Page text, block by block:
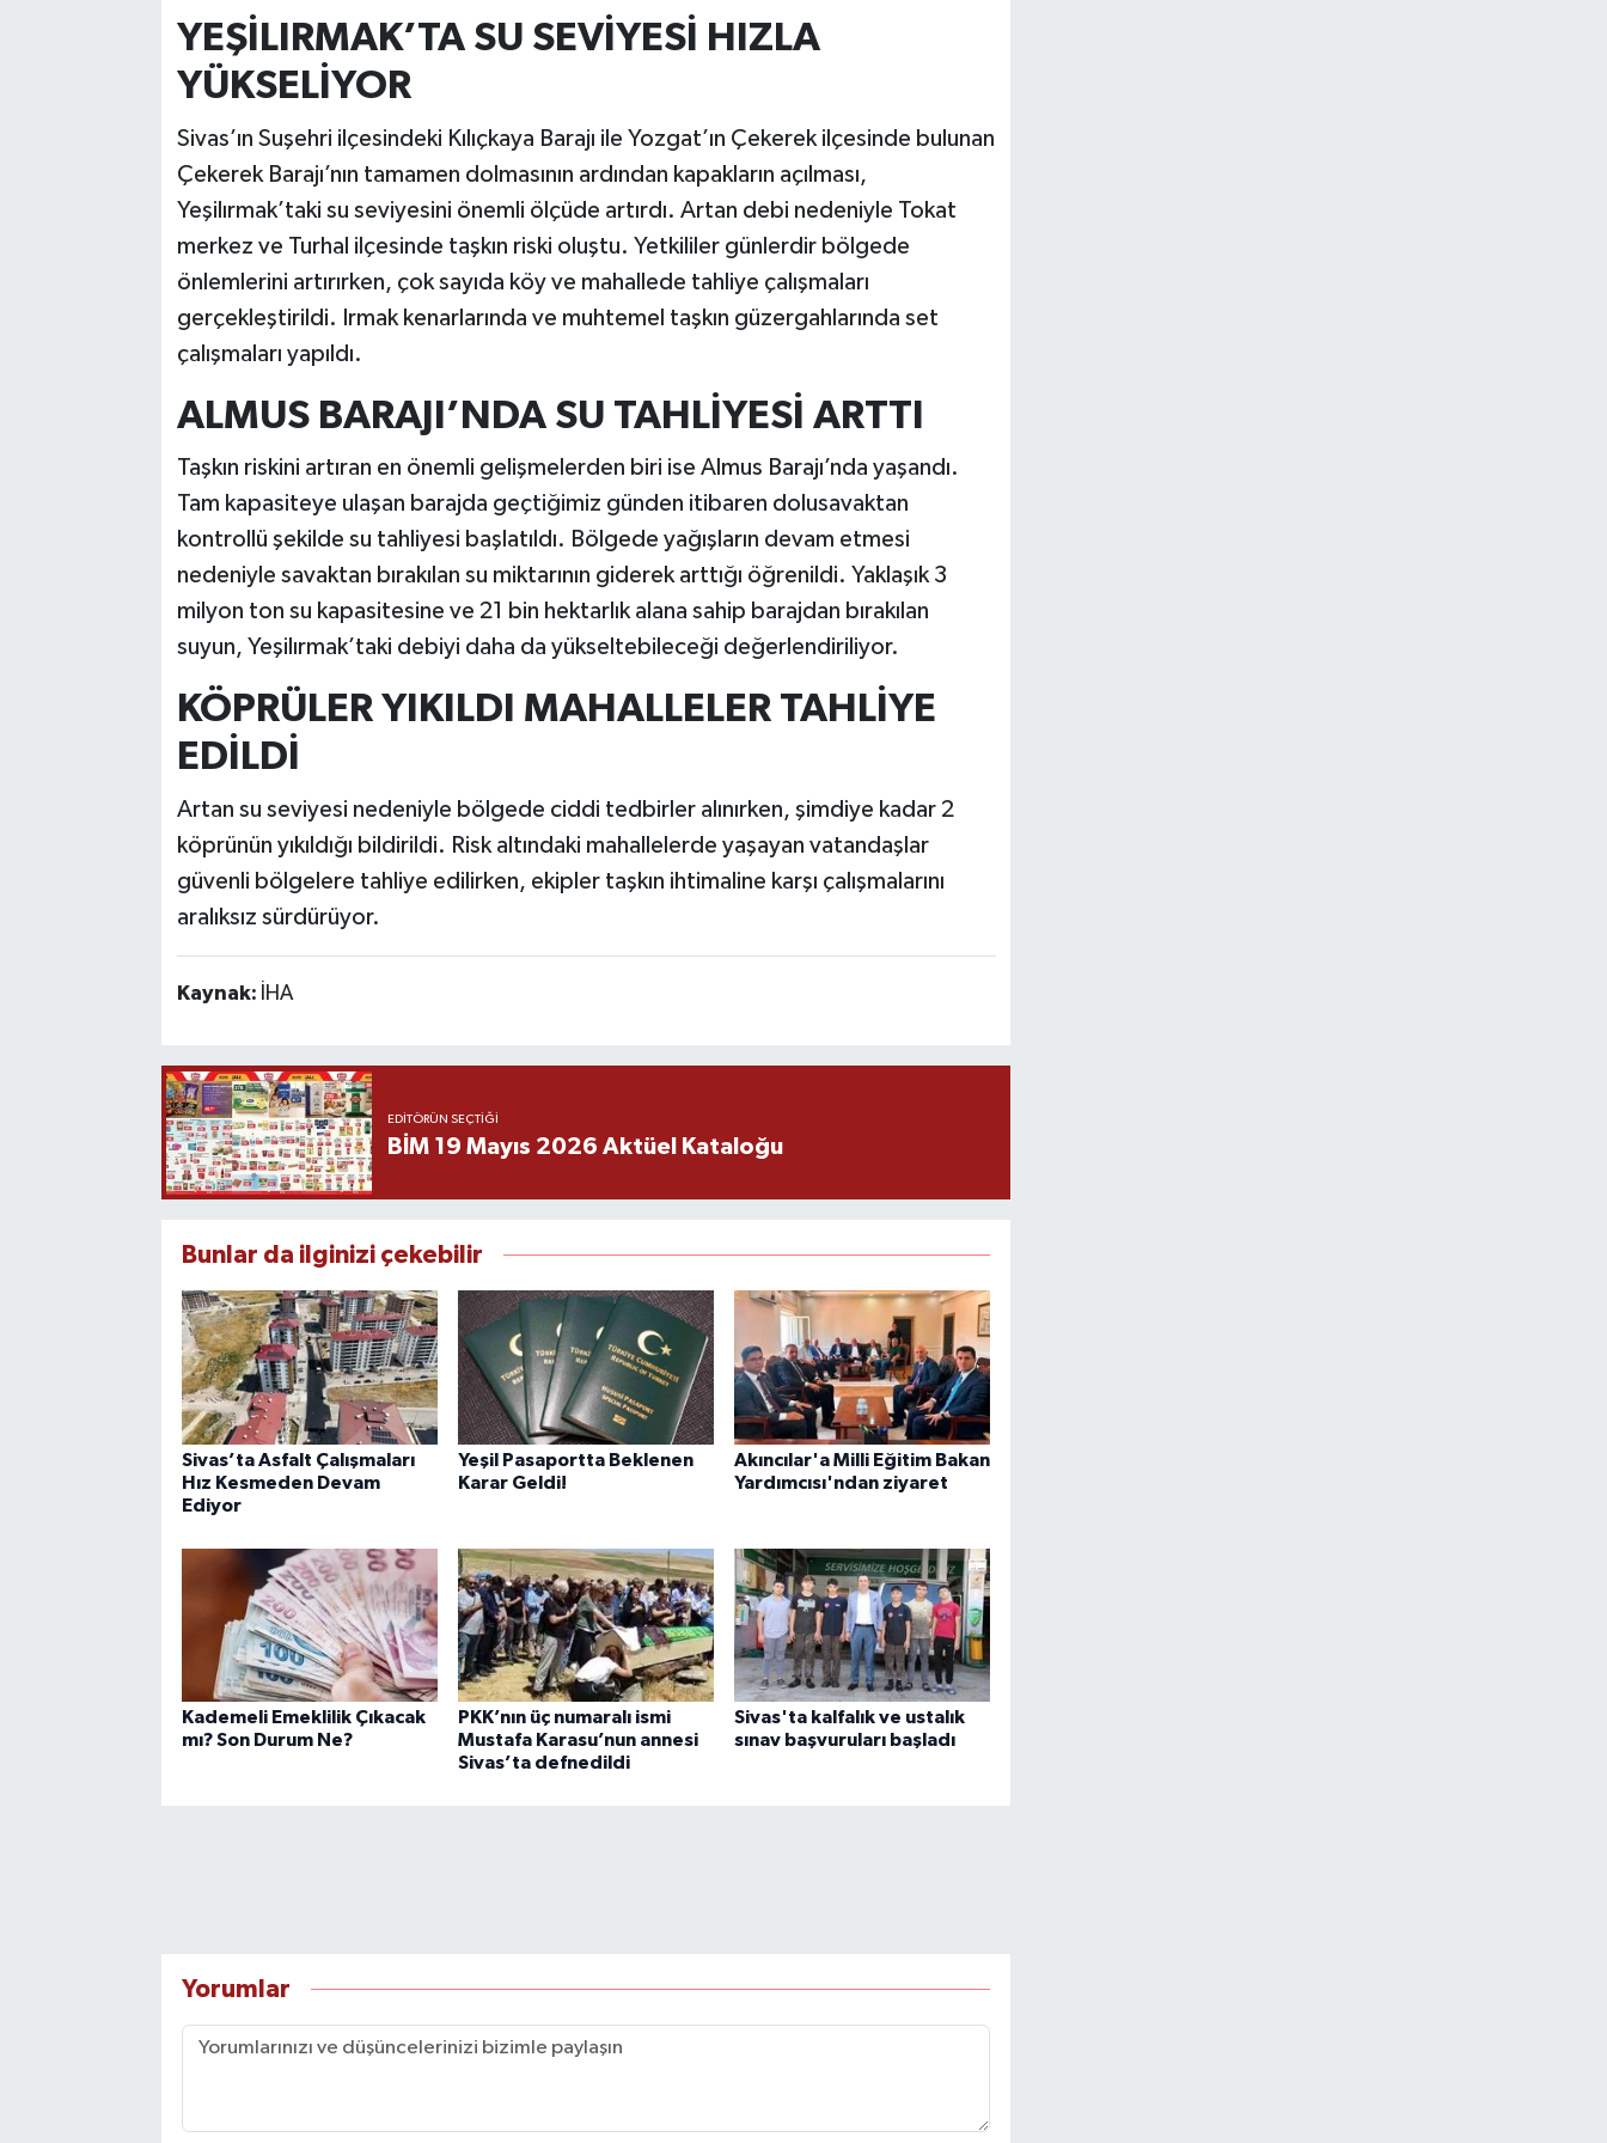
YEŞİLIRMAK’TA SU SEVİYESİ HIZLA
YÜKSELİYOR
Sivas’ın Suşehri ilçesindeki Kılıçkaya Barajı ile Yozgat’ın Çekerek ilçesinde bulunan
Çekerek Barajı’nın tamamen dolmasının ardından kapakların açılması,
Yeşilırmak’taki su seviyesini önemli ölçüde artırdı. Artan debi nedeniyle Tokat
merkez ve Turhal ilçesinde taşkın riski oluştu. Yetkililer günlerdir bölgede
önlemlerini artırırken, çok sayıda köy ve mahallede tahliye çalışmaları
gerçekleştirildi. Irmak kenarlarında ve muhtemel taşkın güzergahlarında set
çalışmaları yapıldı.
ALMUS BARAJI’NDA SU TAHLİYESİ ARTTI
Taşkın riskini artıran en önemli gelişmelerden biri ise Almus Barajı’nda yaşandı.
Tam kapasiteye ulaşan barajda geçtiğimiz günden itibaren dolusavaktan
kontrollü şekilde su tahliyesi başlatıldı. Bölgede yağışların devam etmesi
nedeniyle savaktan bırakılan su miktarının giderek arttığı öğrenildi. Yaklaşık 3
milyon ton su kapasitesine ve 21 bin hektarlık alana sahip barajdan bırakılan
suyun, Yeşilırmak’taki debiyi daha da yükseltebileceği değerlendiriliyor.
KÖPRÜLER YIKILDI MAHALLELER TAHLİYE
EDİLDİ
Artan su seviyesi nedeniyle bölgede ciddi tedbirler alınırken, şimdiye kadar 2
köprünün yıkıldığı bildirildi. Risk altındaki mahallelerde yaşayan vatandaşlar
güvenli bölgelere tahliye edilirken, ekipler taşkın ihtimaline karşı çalışmalarını
aralıksız sürdürüyor.
Kaynak: İHA
EDITÖRÜN SEÇTIĞI
BİM 19 Mayıs 2026 Aktüel Kataloğu
Bunlar da ilginizi çekebilir
Sivas’ta Asfalt Çalışmaları
Hız Kesmeden Devam
Ediyor
Yeşil Pasaportta Beklenen
Karar Geldi!
Akıncılar'a Milli Eğitim Bakan
Yardımcısı'ndan ziyaret
Kademeli Emeklilik Çıkacak
mı? Son Durum Ne?
PKK’nın üç numaralı ismi
Mustafa Karasu’nun annesi
Sivas’ta defnedildi
Sivas'ta kalfalık ve ustalık
sınav başvuruları başladı
Yorumlar